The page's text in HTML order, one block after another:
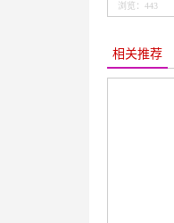
浏览：443
相关推荐